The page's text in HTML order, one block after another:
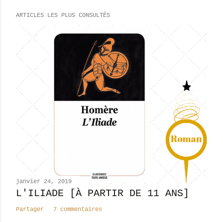
g
t
r
c
m
n
t
i
ARTICLES LES PLUS CONSULTÉS
janvier 24, 2019
L'ILIADE [À PARTIR DE 11 ANS]
Partager 7 commentaires